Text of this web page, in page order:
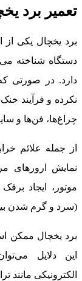
تعمیر برد
برد یخچال یکی
دستگاه شناخته
دارد. در صورتی
نکرده و فرآیند
چراغ‌ها، فن‌ها و
از جمله علائم
نمایش ارورهای
موتور، ایجاد
(سرد و گرم شدن
برد یخچال ممکن
این دلایل
الکترونیکی مانند